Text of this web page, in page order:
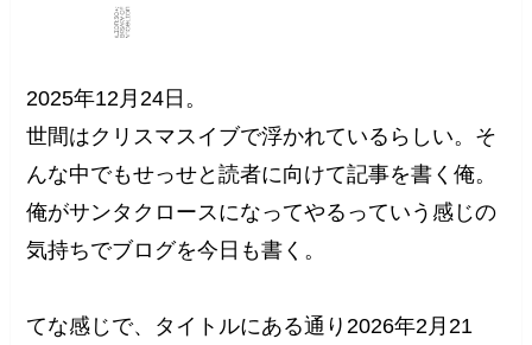
2025年12月24日。
世間はクリスマスイブで浮かれているらしい。そ
んな中でもせっせと読者に向けて記事を書く俺。
俺がサンタクロースになってやるっていう感じの
気持ちでブログを今日も書く。
てな感じで、タイトルにある通り2026年2月21